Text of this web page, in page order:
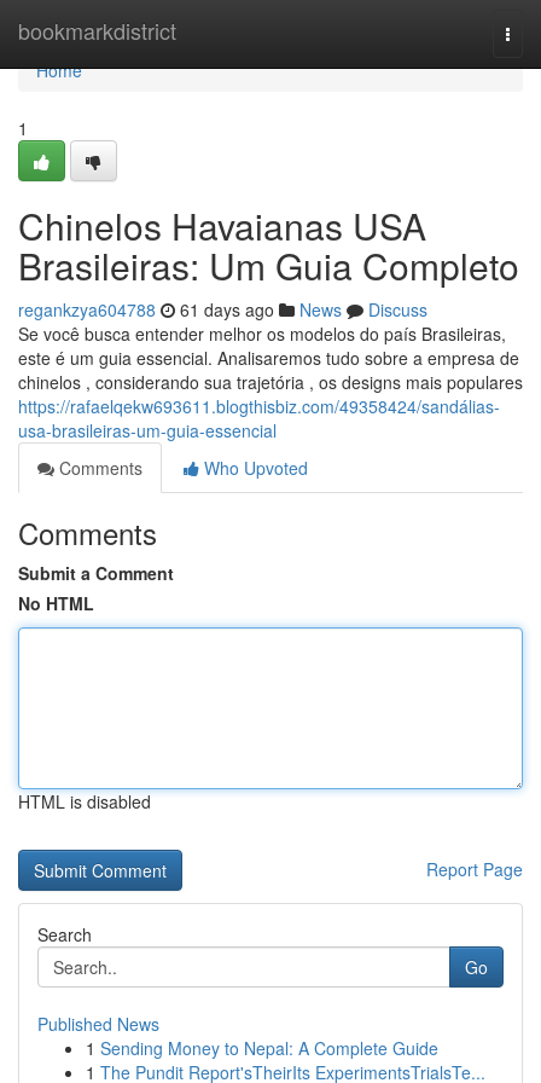
bookmarkdistrict
Home
Home
1
Chinelos Havaianas USA
Brasileiras: Um Guia Completo
regankzya604788 61 days ago News
Discuss
Se você busca entender melhor os modelos do país Brasileiras,
este é um guia essencial. Analisaremos tudo sobre a empresa de
chinelos , considerando sua trajetória , os designs mais populares
https://rafaelqekw693611.blogthisbiz.com/49358424/sandálias-
usa-brasileiras-um-guia-essencial
Comments
Who Upvoted
Comments
Submit a Comment
No HTML
HTML is disabled
Report Page
Search
Go
Published News
1 Sending Money to Nepal: A Complete Guide
1 The Pundit Report'sTheirIts ExperimentsTrialsTe...